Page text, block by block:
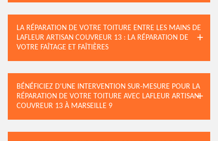
LA RÉPARATION DE VOTRE TOITURE ENTRE LES MAINS DE
LAFLEUR ARTISAN COUVREUR 13 : LA RÉPARATION DE
VOTRE FAÎTAGE ET FAÎTIÈRES
BÉNÉFICIEZ D’UNE INTERVENTION SUR-MESURE POUR LA
RÉPARATION DE VOTRE TOITURE AVEC LAFLEUR ARTISAN
COUVREUR 13 À MARSEILLE 9